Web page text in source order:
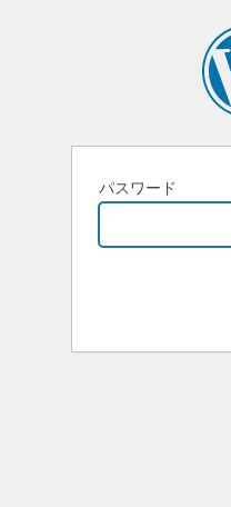
パスワード